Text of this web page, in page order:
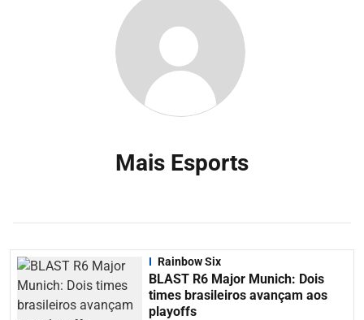
Mais Esports
Rainbow Six
BLAST R6 Major Munich: Dois
times brasileiros avançam aos
playoffs